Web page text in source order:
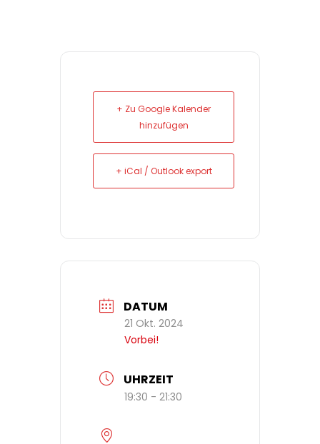
+ Zu Google Kalender
hinzufügen
+ iCal / Outlook export
DATUM
21 Okt. 2024
Vorbei!
UHRZEIT
19:30 - 21:30